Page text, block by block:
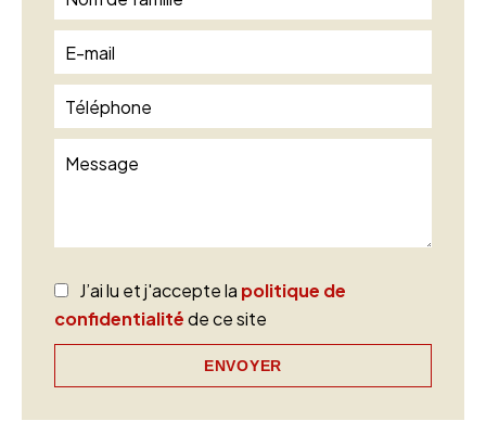
J’ai lu et j'accepte la politique de
confidentialitéde ce site
ENVOYER